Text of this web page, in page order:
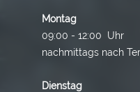
Montag
09:00 - 12:00 Uhr
nachmittags nach
Dienstag